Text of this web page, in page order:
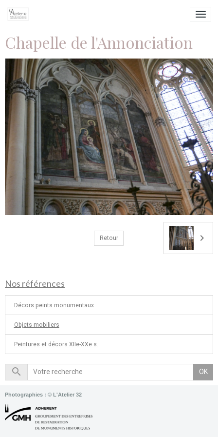
Chapelle de l'Annonciation
Retour
Nos références
Décors peints monumentaux
Objets mobiliers
Peintures et décors XIIe-XXe s.
OK
Photographies : © L'Atelier 32